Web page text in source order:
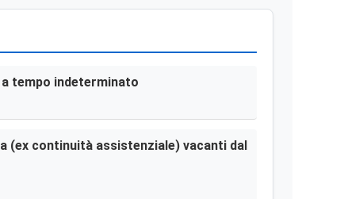
tempo indeterminato
(ex continuità assistenziale) vacanti dal